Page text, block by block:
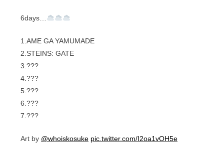
6days…
1.AME GA YAMUMADE
2.STEINS: GATE
3.???
4.???
5.???
6.???
7.???
Art by @whoiskosuke pic.twitter.com/I2oa1vOH5e